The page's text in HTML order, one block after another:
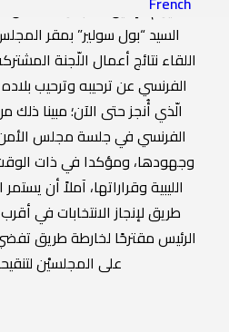
اليوم الإثنين، المبعوث الخاص
السيد “بول سولير” بمقر
الفرنسي عن ترحيبه وترحيب
الّذي أُنجز حتى الآن؛ مبينا
الفرنسي في جلسة مجلس الأمن
وجهودها، ومؤكدا في ذات
الليبية وقراراتها، آملاً أن
طريق لإنجاز الانتخابات في
الرئيس مقترحًا لخارطة طريق
على المجلسيْن